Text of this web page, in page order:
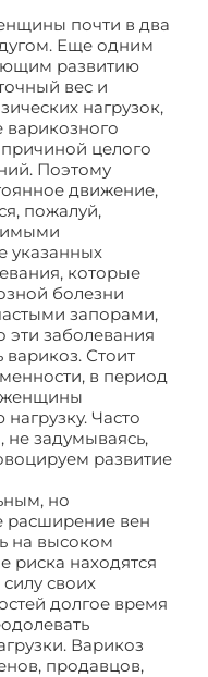
почти в два
Еще одним
развитию
вес и
нагрузок,
целого
Поэтому
движение,
пожалуй,
указанных
которые
болезни
запорами,
эти заболевания
варикоз. Стоит
в период
женщины
Часто
не задумываясь,
развитие
но
расширение вен
на высоком
риска находятся
своих
долгое время
Варикоз
продавцов,